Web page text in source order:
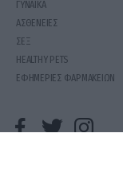
ΓΥΝΑΙΚΑ
ΑΣΘΕΝΕΙΕΣ
ΣΕΞ
HEALTHY PETS
ΕΦΗΜΕΡΙΕΣ ΦΑΡΜΑΚΕΙΩΝ